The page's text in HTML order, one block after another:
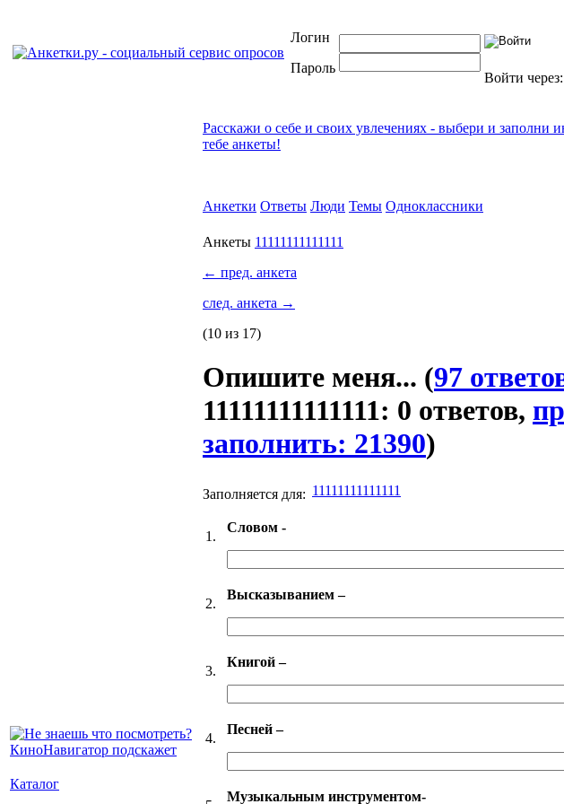
Логин
Пароль
Войти через:
Каталог
Расскажи о себе и своих увлечениях - выбери и заполни
тебе анкеты!
Анкетки Ответы Люди Темы Одноклассники
Анкеты 11111111111111
← пред. анкета
след. анкета →
(10 из 17)
Опишите меня... (97
11111111111111: 0 ответов,
заполнить: 21390)
Заполняется для: 11111111111111
1.
Словом -
2.
Высказыванием –
3.
Книгой –
4.
Песней –
Музыкальным инструментом-